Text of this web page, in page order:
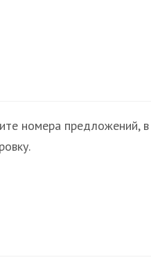
номера предложений, в